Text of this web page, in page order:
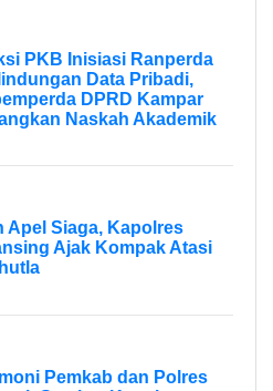
PKB Inisiasi Ranperda
Data Pribadi,
DPRD Kampar
Naskah Akademik
Apel Siaga, Kapolres
Ajak Kompak Atasi
Pemkab dan Polres